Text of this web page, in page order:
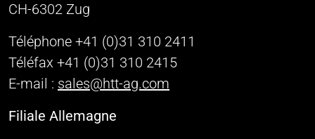
CH-6302 Zug
Téléphone +41 (0)31 310 2411
Téléfax +41 (0)31 310 2415
E-mail : sales@htt-ag.com
Filiale Allemagne